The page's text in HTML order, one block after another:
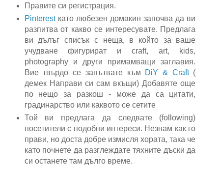
Правите си регистрация.
Pinterestкато любезен домакин започва да ви
разпитва от какво се интересувате. Предлага
ви дълъг списък с неща, в който за ваше
учудване фигурират и craft, art, kids,
photography и други примамващи заглавия.
Вие твърдо се запътвате към
DiY & Craft (
демек Направи си сам вкъщи) Добавяте още
по нещо за разкош - може да са цитати,
градинарство или каквото се сетите
Той ви предлага да следвате (following)
посетители с подобни интереси. Незнам как го
прави, но доста добре измисля хората, така че
като почнете да разглеждате тяхните дъски да
си останете там дълго време.